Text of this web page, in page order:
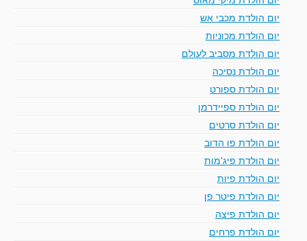
יום הולדת מכבי אש
יום הולדת מכוניות
יום הולדת מסביב לעולם
יום הולדת נסיכה
יום הולדת ספורט
יום הולדת ספיידרמן
יום הולדת סרטים
יום הולדת פו הדוב
יום הולדת פיג'מות
יום הולדת פיות
יום הולדת פיטר פן
יום הולדת פיצה
יום הולדת פרחים